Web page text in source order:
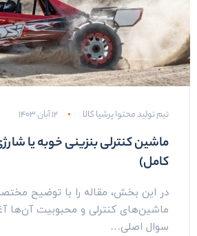
تیم تولید محتوا پرشیا کالا ۱۲ آبان ۱۴۰۳
ماشین کنترلی بنزینی خوبه یا
کامل)
در این بخش، مقاله را با توضیح
ماشین‌های کنترلی و محبوبیت آن‌ها
سوال اصلی…